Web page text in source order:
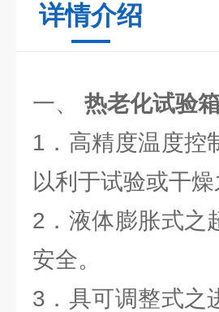
详情介绍
一、 热老化试验
1．高精度温度控
以利于试验或干燥
2．液体膨胀式之
安全。
3．具可调整式之